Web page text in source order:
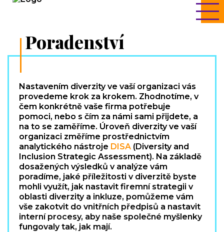
Poradenství
Nastavením diverzity ve vaší organizaci vás
provedeme krok za krokem. Zhodnotíme, v
čem konkrétně vaše firma potřebuje
pomoci, nebo s čím za námi sami přijdete, a
na to se zaměříme. Úroveň diverzity ve vaší
organizaci změříme prostřednictvím
analytického nástroje DISA (Diversity and
Inclusion Strategic Assessment). Na základě
dosažených výsledků v analýze vám
poradíme, jaké příležitosti v diverzitě byste
mohli využít, jak nastavit firemní strategii v
oblasti diverzity a inkluze, pomůžeme vám
vše zakotvit do vnitřních předpisů a nastavit
interní procesy, aby naše společné myšlenky
fungovaly tak, jak mají.